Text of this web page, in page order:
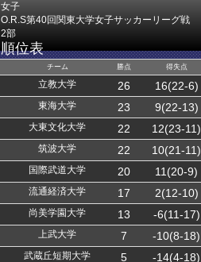
女子
O.R.S第40回関東大学女子サッカーリーグ戦
2部
順位表
チーム 勝点 得失点
立教大学 26 16(22-6)
東海大学 23 9(22-13)
大東文化大学 22 12(23-11)
筑波大学 22 10(21-11)
国際武道大学 20 11(20-9)
流通経済大学 17 2(12-10)
尚美学園大学 13 -6(11-17)
上武大学 7 -10(8-18)
武蔵丘短期大学 5 -14(4-18)